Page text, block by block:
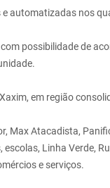
e automatizadas nos
possibilidade de
em região
Max Atacadista,
escolas, Linha Verde,
e serviços.